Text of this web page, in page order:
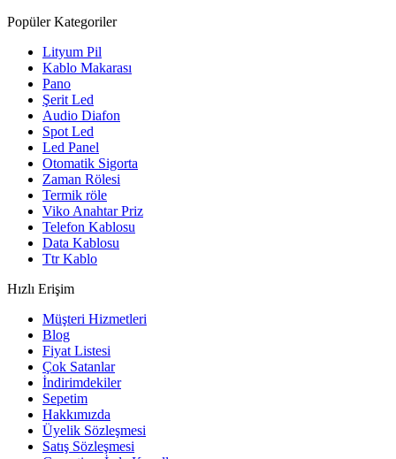
Popüler Kategoriler
Lityum Pil
Kablo Makarası
Pano
Şerit Led
Audio Diafon
Spot Led
Led Panel
Otomatik Sigorta
Zaman Rölesi
Termik röle
Viko Anahtar Priz
Telefon Kablosu
Data Kablosu
Ttr Kablo
Hızlı Erişim
Müşteri Hizmetleri
Blog
Fiyat Listesi
Çok Satanlar
İndirimdekiler
Sepetim
Hakkımızda
Üyelik Sözleşmesi
Satış Sözleşmesi